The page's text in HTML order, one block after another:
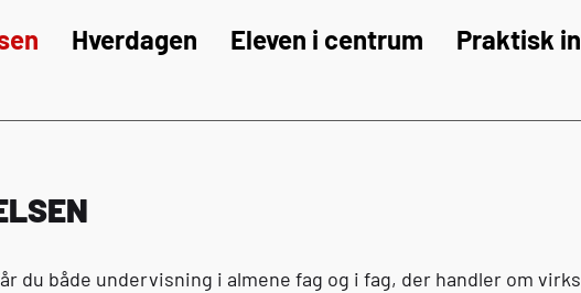
Hverdagen Eleven i centrum Praktisk
du både undervisning i almene fag og i fag, der handler om